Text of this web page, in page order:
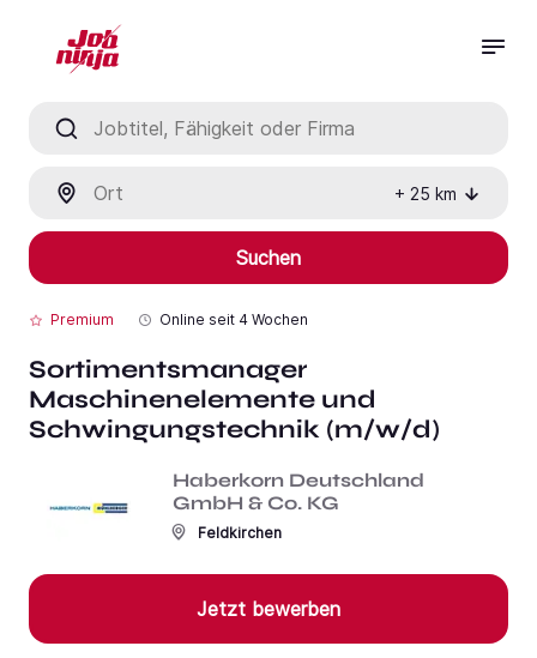
+ 25 km
Suchen
Premium Online seit 4 Wochen
Sortimentsmanager
Maschinenelemente und
Schwingungstechnik (m/w/d)
Haberkorn Deutschland
GmbH & Co. KG
Feldkirchen
Jetzt bewerben